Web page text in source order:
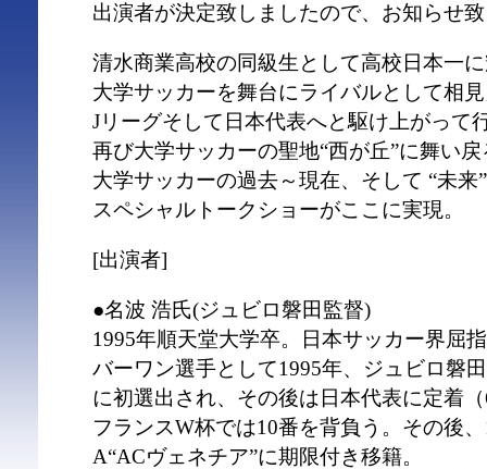
出演者が決定致しましたので、お知らせ
清水商業高校の同級生として高校日本一
大学サッカーを舞台にライバルとして相
Jリーグそして日本代表へと駆け上がって
再び大学サッカーの聖地“西が丘”に舞い戻
大学サッカーの過去～現在、そして “未来
スペシャルトークショーがここに実現。
[出演者]
●名波 浩氏(ジュビロ磐田監督)
1995年順天堂大学卒。日本サッカー界屈
バーワン選手として1995年、ジュビロ磐
に初選出され、その後は日本代表に定着
フランスW杯では10番を背負う。その後
A“ACヴェネチア”に期限付き移籍。